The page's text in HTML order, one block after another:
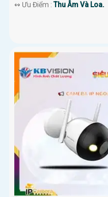
️↭ Ưu Điểm :Thu Âm Và Loa.